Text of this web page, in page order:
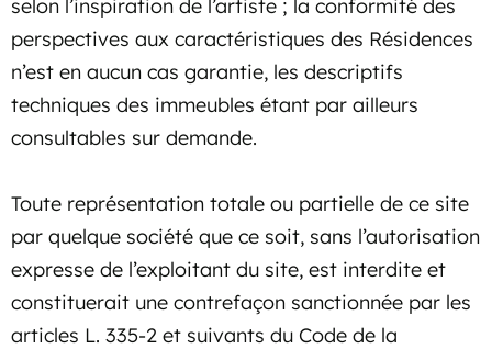
selon l’inspiration de l’artiste ; la conformité des
perspectives aux caractéristiques des Résidences
n’est en aucun cas garantie, les descriptifs
techniques des immeubles étant par ailleurs
consultables sur demande.
Toute représentation totale ou partielle de ce site
par quelque société que ce soit, sans l’autorisation
expresse de l’exploitant du site, est interdite et
constituerait une contrefaçon sanctionnée par les
articles L. 335-2 et suivants du Code de la